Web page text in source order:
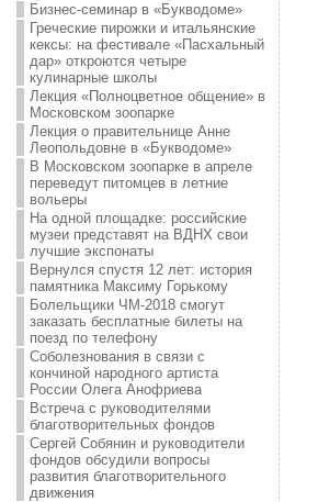
Бизнес-семинар в «Букводоме»
Греческие пирожки и итальянские
кексы: на фестивале «Пасхальный
дар» откроются четыре
кулинарные школы
Лекция «Полноцветное общение» в
Московском зоопарке
Лекция о правительнице Анне
Леопольдовне в «Букводоме»
В Московском зоопарке в апреле
переведут питомцев в летние
вольеры
На одной площадке: российские
музеи представят на ВДНХ свои
лучшие экспонаты
Вернулся спустя 12 лет: история
памятника Максиму Горькому
Болельщики ЧМ-2018 смогут
заказать бесплатные билеты на
поезд по телефону
Соболезнования в связи с
кончиной народного артиста
России Олега Анофриева
Встреча с руководителями
благотворительных фондов
Сергей Собянин и руководители
фондов обсудили вопросы
развития благотворительного
движения